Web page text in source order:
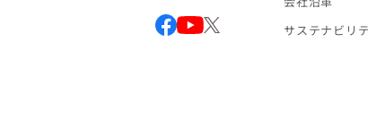
サステナビリ